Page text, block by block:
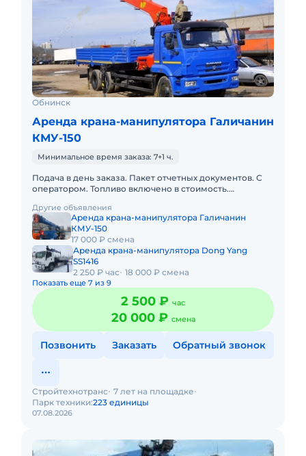
Обнинск
Аренда крана-манипулятора Галичанин
КМУ-150
Минимальное время заказа: 7+1 ч.
Подача в день заказа. Пакет отчетных документов. С
оператором. Топливо включено в стоимость.
с малой наработк
Другие объявления
Аренда крана-манипулятора Галичанин
КМУ-150
17 000 ₽ смена
Аренда крана-манипулятора Dong Yang
SS1416
2 250 ₽ час 18 000 ₽ смена
Показать еще 7 из 9
2 500 ₽ час
20 000 ₽ смена
Позвонить Заказать Обратный звонок
07.08.2026
Стройтехнотранс 7 лет на площадке
Парк техники:223 единицы